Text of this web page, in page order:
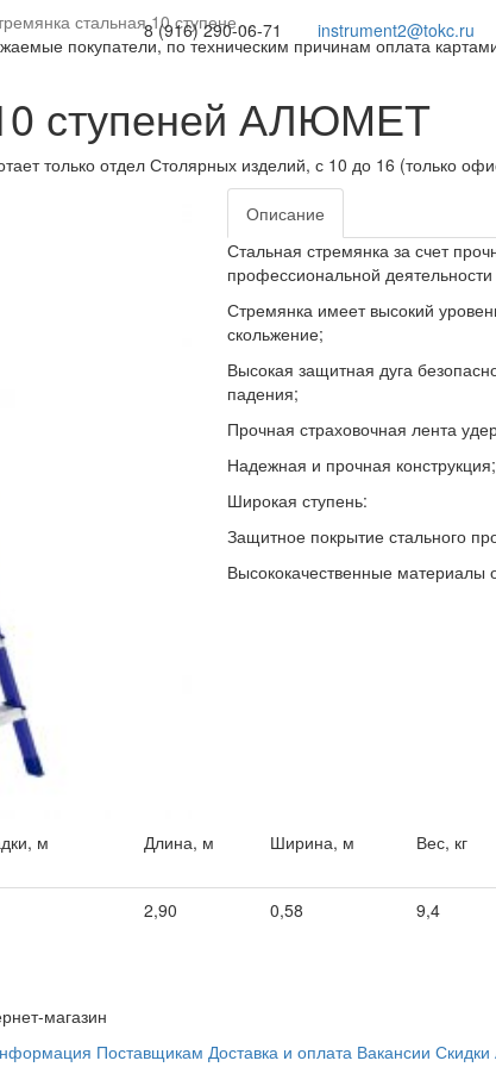
8 (916) 290-06-71 instrument2@tokc.ru
стальная 10 ступене…
покупатели, по техническим причинам оплата
ступеней АЛЮМЕТ
только отдел Столярных изделий, с 10 до 16 (только
Описание
Стальная стремянка за счет
профессиональной
Стремянка имеет высокий
скольжение;
Высокая защитная дуга
падения;
Прочная страховочная лента
Надежная и прочная конструкция;
Широкая ступень:
Защитное покрытие стального
Высококачественные материалы
м Длина, м Ширина, м Вес, кг
2,90 0,58 9,4
магазин
Поставщикам Доставка и оплата Вакансии Скидки